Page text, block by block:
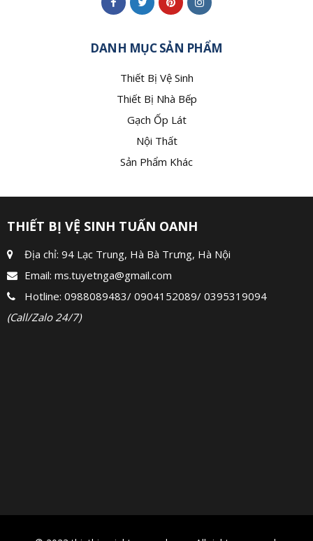
DANH MỤC SẢN PHẨM
Thiết Bị Vệ Sinh
Thiết Bị Nhà Bếp
Gạch Ốp Lát
Nội Thất
Sản Phẩm Khác
THIẾT BỊ VỆ SINH TUẤN OANH
Địa chỉ: 94 Lạc Trung, Hà Bà Trưng, Hà Nội
Email: ms.tuyetnga@gmail.com
Hotline: 0988089483/ 0904152089/ 0395319094
(Call/Zalo 24/7)